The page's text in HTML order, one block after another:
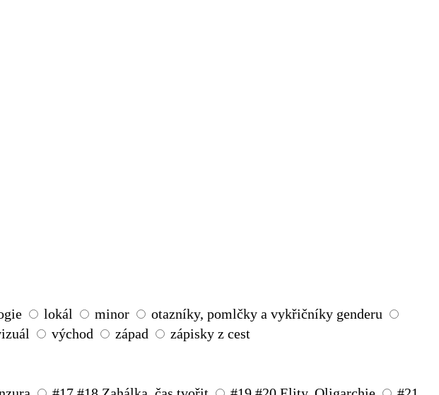
lokál minor
otazníky, pomlčky a vykřičníky genderu
východ západ
zápisky z cest